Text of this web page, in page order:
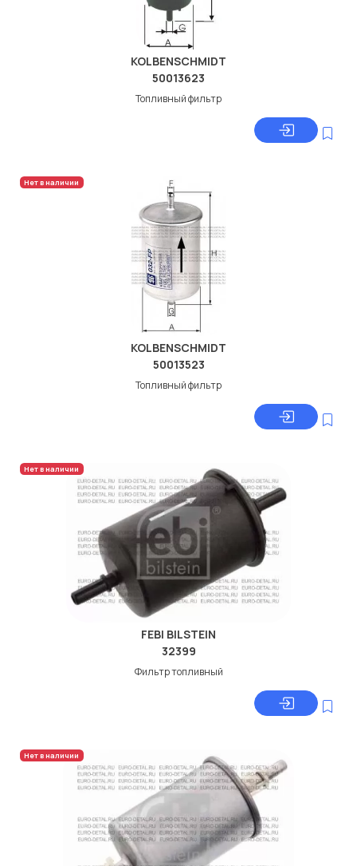
KOLBENSCHMIDT
50013623
Топливный фильтр
Нет в наличии
KOLBENSCHMIDT
50013523
Топливный фильтр
Нет в наличии
FEBI BILSTEIN
32399
Фильтр топливный
Нет в наличии